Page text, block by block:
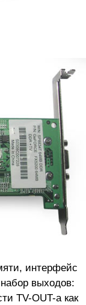
интерфейс
выходов:
TV-OUT-а как